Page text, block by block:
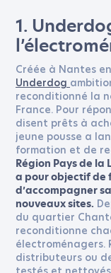
1.
Créée à Nantes
Underdog
reconditionné la
France. Pour
disent prêts à
jeune pousse a
formation et de
Région Pays de la
a pour objectif de
d’accompagner
nouveaux sites.
du quartier
reconditionne
électroménagers.
distributeurs ou